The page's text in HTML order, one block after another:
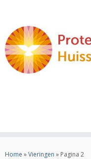
naarHome »Vieringen » Pagina 2